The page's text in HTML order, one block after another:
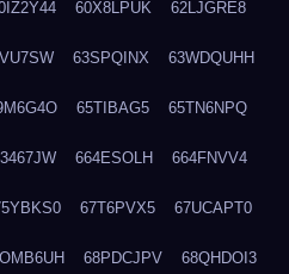
60X8LPUK 62LJGRE8
63SPQINX 63WDQUHH
65TIBAG5 65TN6NPQ
664ESOLH 664FNVV4
67T6PVX5 67UCAPT0
68PDCJPV 68QHDOI3